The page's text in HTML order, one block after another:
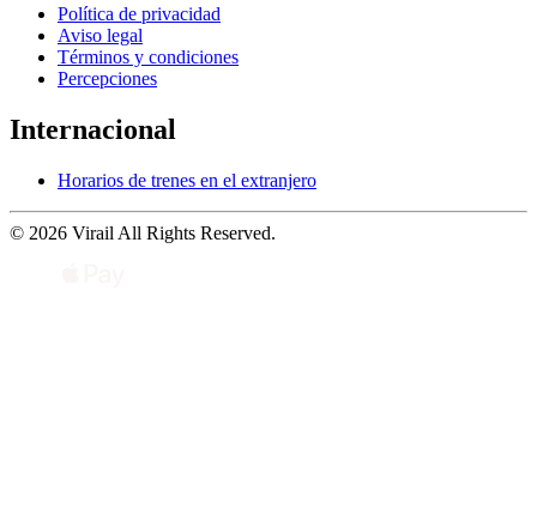
Política de privacidad
Aviso legal
Términos y condiciones
Percepciones
Internacional
Horarios de trenes en el extranjero
© 2026 Virail All Rights Reserved.